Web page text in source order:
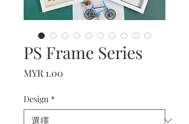
PS Frame Series
MYR 1.00
Design *